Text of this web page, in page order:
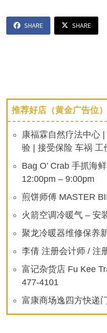
SHARE SHARE
推荐好店（黄金广告位）
康福霖自然疗法中心
验 | 接受保险 车祸 工
Bag O’ Crab 手抓海
12:00pm – 9:00pm
煎饼师傅 MASTER
火箭空调冷暖气 – 安
聚龙冷暖器维修保养
李倩 注册会计师 / 注
富记杂货店 Fu Kee
477-4101
富康商场逸四方快递